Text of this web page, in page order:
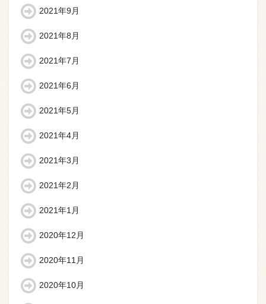
2021年9月
2021年8月
2021年7月
2021年6月
2021年5月
2021年4月
2021年3月
2021年2月
2021年1月
2020年12月
2020年11月
2020年10月